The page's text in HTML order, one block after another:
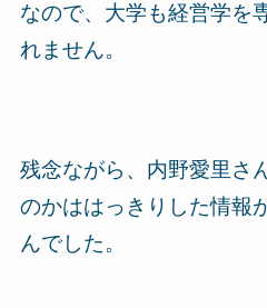
なので、大学も経営学を
れません。
残念ながら、内野愛里さ
のかははっきりした情報
んでした。